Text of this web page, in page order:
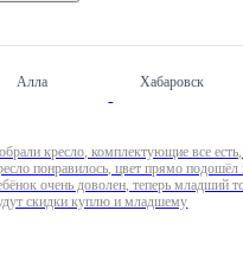
Алла Хабаровск
кресло, комплектующие все
понравилось, цвет прямо подошёл
очень доволен, теперь младший
скидки куплю и младшему